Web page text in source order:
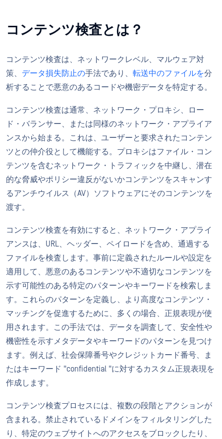
コンテンツ検査とは？
コンテンツ検査は、ネットワークレベル、マルウェア対
策、 データ損失防止の手法であり、 転送中のファイルを分
析することで悪意のあるコードや機密データを特定する。
コンテンツ検査は通常、ネットワーク・プロキシ、ロー
ド・バランサー、または同様のネットワーク・アプライア
ンスから始まる。これは、ユーザーと要求されたコンテン
ツとの仲介役として機能する。プロキシはファイル・コン
テンツを含むネットワーク・トラフィックを中継し、潜在
的な脅威やポリシー違反がないかコンテンツをスキャンす
るアンチウイルス（AV）ソフトウェアにそのコンテンツを
渡す。
コンテンツ検査を有効にすると、ネットワーク・アプライ
アンスは、URL、ヘッダー、ペイロードを含め、通過する
ファイルを検査します。事前に定義されたルールや設定を
適用して、悪意のあるコンテンツや不適切なコンテンツを
示す可能性のある特定のパターンやキーワードを検索しま
す。これらのパターンを定義し、より高度なコンテンツ・
マッチングを促進するために、多くの場合、正規表現が使
用されます。この手法では、データを調査して、安全性や
機密性を示すメタデータやキーワードのパターンを見つけ
ます。例えば、社会保障番号やクレジットカード番号、ま
たはキーワード "confidential "に対するカスタム正規表現を
作成します。
コンテンツ検査プロセスには、複数の段階とアクションが
含まれる。禁止されているドメインをフィルタリングした
り、特定のウェブサイトへのアクセスをブロックしたり、